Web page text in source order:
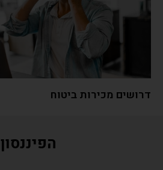
דרושים מכירות ביטוח
הפיננסון